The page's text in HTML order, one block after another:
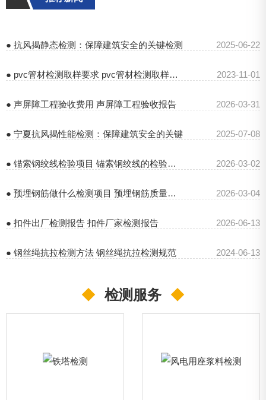
● 抗风揭静态检测：保障建筑安全的关键检测 2025-06-22
● pvc管材检测取样要求 pvc管材检测取样长度及数量 2023-11-01
● 声屏障工程验收费用 声屏障工程验收报告 2026-03-31
● 宁夏抗风揭性能检测：保障建筑安全的关键 2025-07-08
● 锚索钢绞线检验项目 锚索钢绞线的检验规范 2026-03-02
● 预埋钢筋做什么检测项目 预埋钢筋质量检验标准 2026-03-04
● 扣件出厂检测报告 扣件厂家检测报告 2026-06-13
● 钢丝绳抗拉检测方法 钢丝绳抗拉检测规范 2024-06-13
◆ 检测服务 ◆